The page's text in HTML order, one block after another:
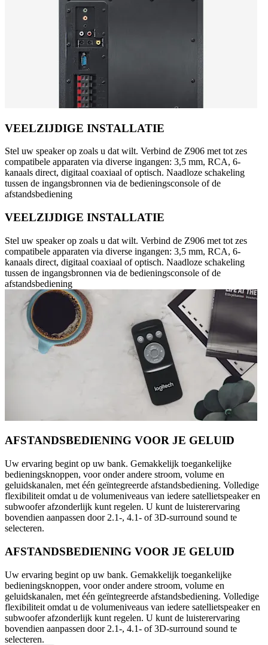
VEELZIJDIGE INSTALLATIE
Stel uw speaker op zoals u dat wilt. Verbind de Z906 met tot zes
compatibele apparaten via diverse ingangen: 3,5 mm, RCA, 6-
kanaals direct, digitaal coaxiaal of optisch. Naadloze schakeling
tussen de ingangsbronnen via de bedieningsconsole of de
afstandsbediening
VEELZIJDIGE INSTALLATIE
Stel uw speaker op zoals u dat wilt. Verbind de Z906 met tot zes
compatibele apparaten via diverse ingangen: 3,5 mm, RCA, 6-
kanaals direct, digitaal coaxiaal of optisch. Naadloze schakeling
tussen de ingangsbronnen via de bedieningsconsole of de
afstandsbediening
AFSTANDSBEDIENING VOOR JE GELUID
Uw ervaring begint op uw bank. Gemakkelijk toegankelijke
bedieningsknoppen, voor onder andere stroom, volume en
geluidskanalen, met één geïntegreerde afstandsbediening. Volledige
flexibiliteit omdat u de volumeniveaus van iedere satellietspeaker en
subwoofer afzonderlijk kunt regelen. U kunt de luisterervaring
bovendien aanpassen door 2.1-, 4.1- of 3D-surround sound te
selecteren.
AFSTANDSBEDIENING VOOR JE GELUID
Uw ervaring begint op uw bank. Gemakkelijk toegankelijke
bedieningsknoppen, voor onder andere stroom, volume en
geluidskanalen, met één geïntegreerde afstandsbediening. Volledige
flexibiliteit omdat u de volumeniveaus van iedere satellietspeaker en
subwoofer afzonderlijk kunt regelen. U kunt de luisterervaring
bovendien aanpassen door 2.1-, 4.1- of 3D-surround sound te
selecteren.